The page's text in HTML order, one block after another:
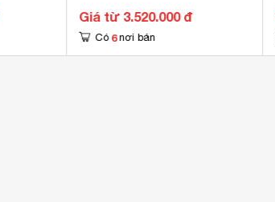
Giá từ 3.520.000 đ
Có 6 nơi bán